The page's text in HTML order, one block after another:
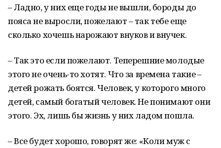
– Ладно, у них еще годы не вышли, бороды до
пояса не выросли, пожелают – так тебе еще
сколько хочешь нарожают внуков и внучек.
– Так это если пожелают. Теперешние молодые
этого не очень-то хотят. Что за времена такие –
детей ро­жать боятся. Человек, у которого много
детей, самый бога­тый человек. Не понимают они
этого. Эх, лишь бы жизнь у них ладом пошла.
– Все будет хорошо, говорят же: «Коли муж с